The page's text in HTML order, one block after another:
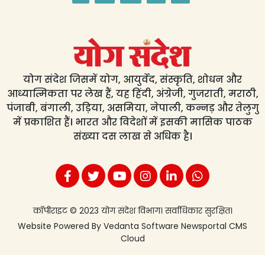
योग संदेश जिसमें योग, आयुर्वेद, संस्कृति, शोधन और
आध्यात्मिकता पर लेख हैं, यह हिंदी, अंग्रेजी, गुजराती, मराठी,
पंजाबी, बंगाली, उड़िया, असमिया, नेपाली, कन्नड़ और तेलुगु
में प्रकाशित हैं। भारत और विदेशों में इसकी मासिक पाठक
संख्या दस लाख से अधिक है।
कॉपीराइट © 2023 योग संदेश विभाग। सर्वाधिकार सुरक्षित।
Website Powered By Vedanta Software Newsportal CMS
Cloud